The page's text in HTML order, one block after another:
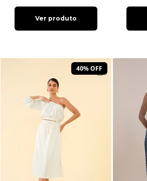
Ver produto
40% OFF